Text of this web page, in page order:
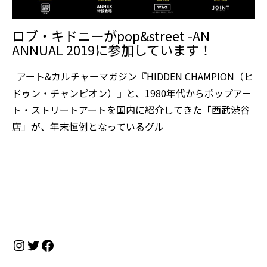
ロブ・キドニーがpop&street -AN
ANNUAL 2019に参加しています！
アート&カルチャーマガジン『HIDDEN CHAMPION（ヒ
ドゥン・チャンピオン）』と、1980年代からポップアー
ト・ストリートアートを国内に紹介してきた「西武渋谷
店」が、年末恒例となっているグル
Instagram
Twitter
Facebook